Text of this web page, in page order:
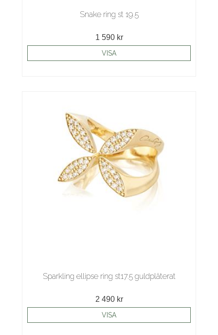
Snake ring st 19.5
1 590 kr
VISA
Sparkling ellipse ring st17.5 guldpläterat
2 490 kr
VISA